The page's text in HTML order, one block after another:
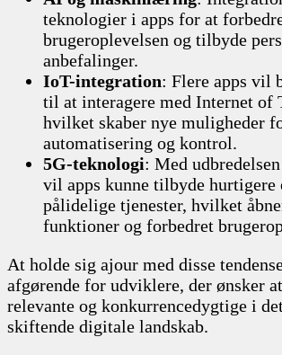
teknologier i apps for at
brugeroplevelsen og tilbyde
anbefalinger.
IoT-integration: Flere apps vil
til at interagere med Internet of
hvilket skaber nye muligheder
automatisering og kontrol.
5G-teknologi: Med
vil apps kunne tilbyde hurtigere
pålidelige tjenester, hvilket
funktioner og forbedret
At holde sig ajour med disse
afgørende for udviklere, der ønsker
relevante og konkurrencedygtige i
skiftende digitale landskab.